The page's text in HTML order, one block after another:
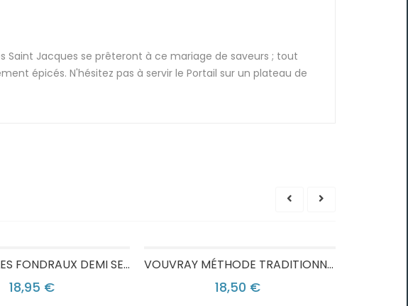
Saint Jacques se prêteront à ce mariage de saveurs ; tout
épicés. N'hésitez pas à servir le Portail sur un plateau de
VOUVRAY LES FONDRAUX DEMI SEC
18,95 €
VOUVRAY MÉTHODE TRADITIONNELLE BRUT
18,50 €